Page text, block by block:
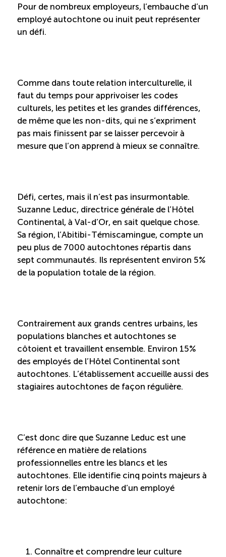
Ressources
Nouvelles formations
Formation sur mesure
Programme de formation EMERIT
Apprentissage en milieu de travail (PAMT)
Reconnaissance des compétences (RCMO)
Bilan et reconnaissance des acquis (RAC)
Destination IA: Un franc succès
Diagnostic régional Nord-du-Québec
Valorisation des métiers et carrières en tourisme
Entretien ménager : Évaluation – Pertinence de la
norme
Boomerang – Partage de ressources
Pour de nombreux employeurs, l’embauche d’un
employé autochtone ou inuit peut représenter
un défi.
Comme dans toute relation interculturelle, il
faut du temps pour apprivoiser les codes
culturels, les petites et les grandes différences,
de même que les non-dits, qui ne s’expriment
pas mais finissent par se laisser percevoir à
mesure que l’on apprend à mieux se connaître.
Défi, certes, mais il n’est pas insurmontable.
Suzanne Leduc, directrice générale de l’Hôtel
Continental, à Val-d’Or, en sait quelque chose.
Sa région, l’Abitibi-Témiscamingue, compte un
peu plus de 7000 autochtones répartis dans
sept communautés. Ils représentent environ 5%
de la population totale de la région.
Contrairement aux grands centres urbains, les
populations blanches et autochtones se
côtoient et travaillent ensemble. Environ 15%
des employés de l’Hôtel Continental sont
autochtones. L’établissement accueille aussi des
stagiaires autochtones de façon régulière.
C’est donc dire que Suzanne Leduc est une
référence en matière de relations
professionnelles entre les blancs et les
autochtones. Elle identifie cinq points majeurs à
retenir lors de l’embauche d’un employé
autochtone:
Connaître et comprendre leur culture